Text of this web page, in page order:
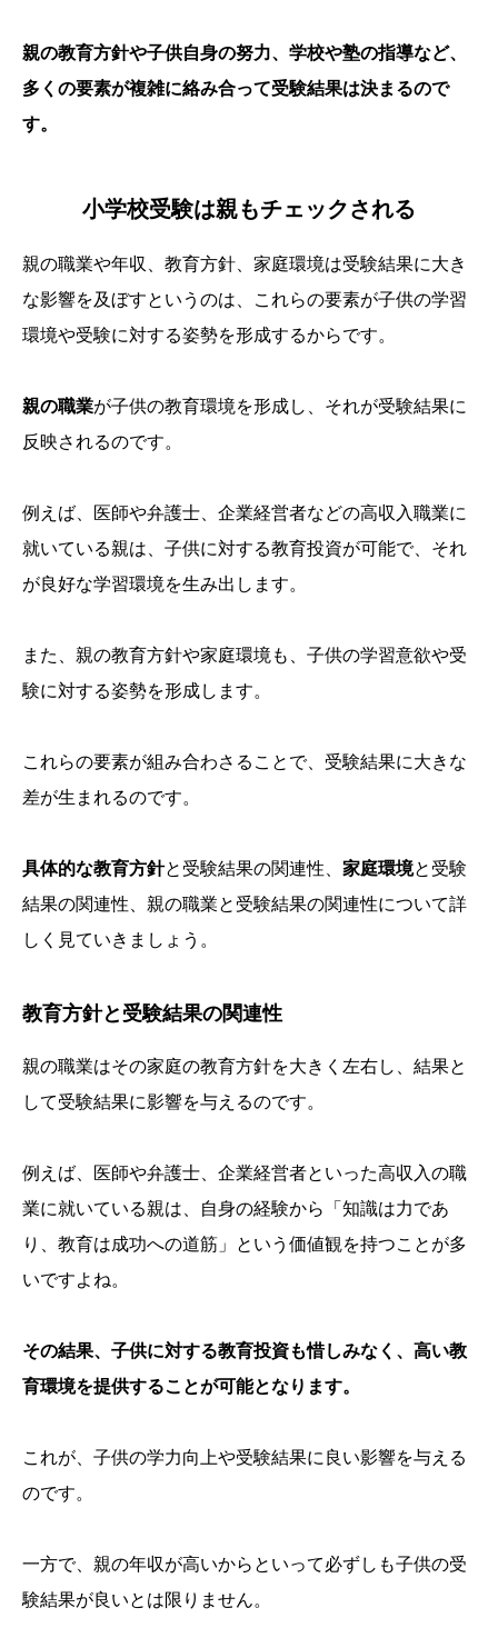
親の教育方針や子供自身の努力、学校や塾の指導など、
多くの要素が複雑に絡み合って受験結果は決まるので
す。
小学校受験は親もチェックされる
親の職業や年収、教育方針、家庭環境は受験結果に大き
な影響を及ぼすというのは、これらの要素が子供の学習
環境や受験に対する姿勢を形成するからです。
親の職業が子供の教育環境を形成し、それが受験結果に
反映されるのです。
例えば、医師や弁護士、企業経営者などの高収入職業に
就いている親は、子供に対する教育投資が可能で、それ
が良好な学習環境を生み出します。
また、親の教育方針や家庭環境も、子供の学習意欲や受
験に対する姿勢を形成します。
これらの要素が組み合わさることで、受験結果に大きな
差が生まれるのです。
具体的な教育方針と受験結果の関連性、 家庭環境と受験
結果の関連性、親の職業と受験結果の関連性について詳
しく見ていきましょう。
教育方針と受験結果の関連性
親の職業はその家庭の教育方針を大きく左右し、結果と
して受験結果に影響を与えるのです。
例えば、医師や弁護士、企業経営者といった高収入の職
業に就いている親は、自身の経験から「知識は力であ
り、教育は成功への道筋」という価値観を持つことが多
いですよね。
その結果、子供に対する教育投資も惜しみなく、高い教
育環境を提供することが可能となります。
これが、子供の学力向上や受験結果に良い影響を与える
のです。
一方で、親の年収が高いからといって必ずしも子供の受
験結果が良いとは限りません。